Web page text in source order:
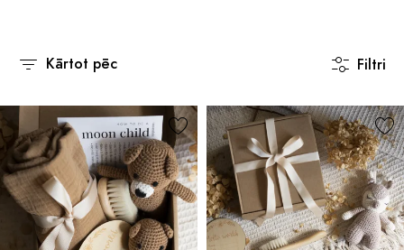
Kārtot pēc Filtri